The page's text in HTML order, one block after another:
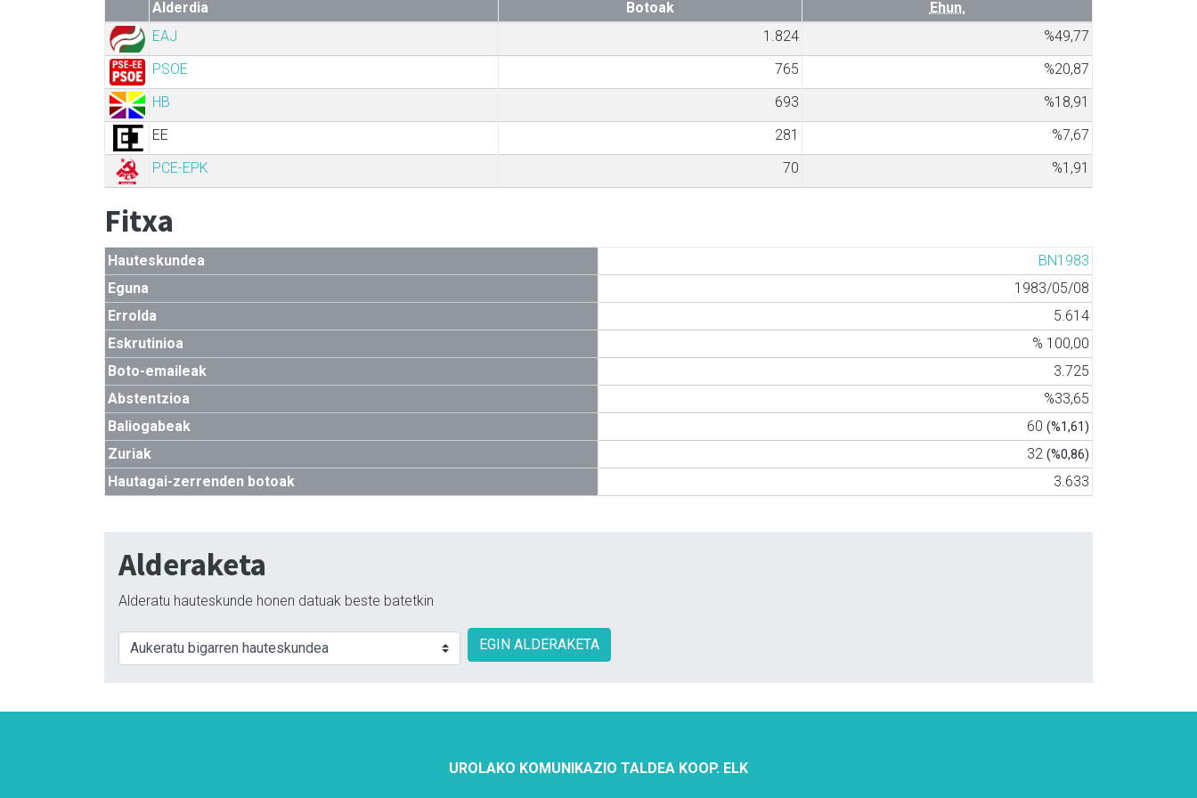
Alderdia Botoak
Ehun.
EAJ
1.824
%49,77
PSOE
765
%20,87
HB
693
%18,91
EE
281
%7,67
PCE-EPK
70 %1,91
Fitxa
Hauteskundea
BN1983
Eguna
1983/05/08
Errolda
5.614
Eskrutinioa
% 100,00
Boto-emaileak
3.725
Abstentzioa
%33,65
Baliogabeak
60 (%1,61)
Zuriak 32 (%0,86)
Hautagai-zerrenden botoak 3.633
Alderaketa
Alderatu hauteskunde honen datuak beste batetkin
EGIN ALDERAKETA
UROLAKO KOMUNIKAZIO TALDEA KOOP. ELK